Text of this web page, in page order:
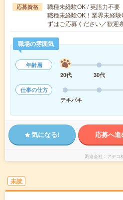
応募資格
職種未経験OK / 英語力不要
職種未経験OK！業界未経
ずはご応募ください／歓迎
職場の雰囲気
年齢層
20代
30代
仕事の仕方
テキパキ
気になる! 応募へ進
派遣会社 アデコ
未読